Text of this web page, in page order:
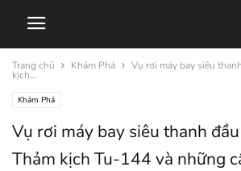
Trang chủ Khám Phá Vụ rơi máy bay siêu
kịch...
Khám Phá
Vụ rơi máy bay siêu thanh
Thảm kịch Tu-144 và những